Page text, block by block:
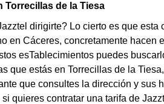
Torrecillas de la Tiesa
dirigirte? Lo cierto es que
en Cáceres, concretamente hacen
esTablecimientos puedes
que estás en Torrecillas de la
que consultes la dirección y sus
quieres contratar una tarifa de